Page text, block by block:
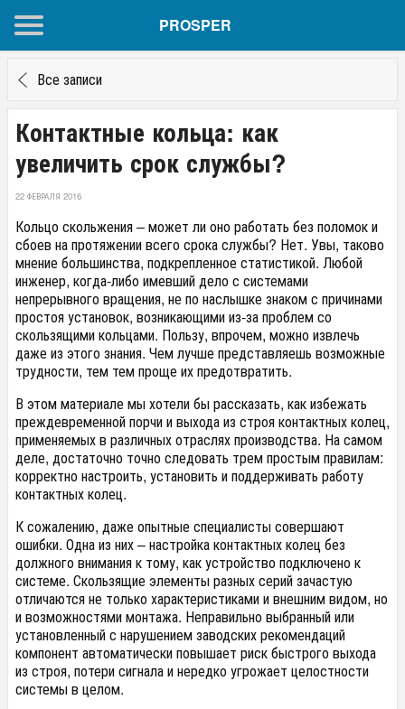
PROSPER
Все записи
Контактные кольца: как
увеличить срок службы?
22 ФЕВРАЛЯ 2016
Кольцо скольжения – может ли оно работать без поломок и
сбоев на протяжении всего срока службы? Нет. Увы, таково
мнение большинства, подкрепленное статистикой. Любой
инженер, когда-либо имевший дело с системами
непрерывного вращения, не по наслышке знаком с причинами
простоя установок, возникающими из-за проблем со
скользящими кольцами. Пользу, впрочем, можно извлечь
даже из этого знания. Чем лучше представляешь возможные
трудности, тем тем проще их предотвратить.
В этом материале мы хотели бы рассказать, как избежать
преждевременной порчи и выхода из строя контактных колец,
применяемых в различных отраслях производства. На самом
деле, достаточно точно следовать трем простым правилам:
корректно настроить, установить и поддерживать работу
контактных колец.
К сожалению, даже опытные специалисты совершают
ошибки. Одна из них – настройка контактных колец без
должного внимания к тому, как устройство подключено к
системе. Скользящие элементы разных серий зачастую
отличаются не только характеристиками и внешним видом, но
и возможностями монтажа. Неправильно выбранный или
установленный с нарушением заводских рекомендаций
компонент автоматически повышает риск быстрого выхода
из строя, потери сигнала и нередко угрожает целостности
системы в целом.